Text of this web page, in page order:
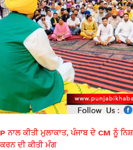
ਨਾਲ ਕੀਤੀ ਮੁਲਾਕਾਤ, ਪੰਜਾਬ ਦੇ CM ਨੂੰ
ਦੀ ਕੀਤੀ ਮੰਗ